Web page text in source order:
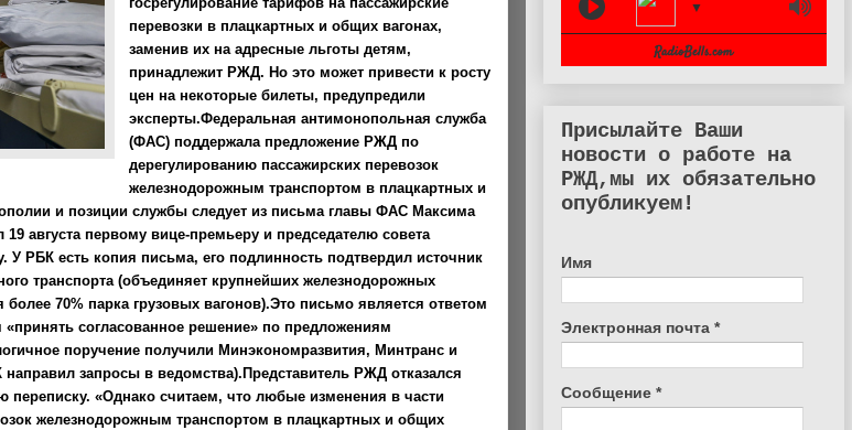
перевозки в плацкартных и общих вагонах,
заменив их на адресные льготы детям,
принадлежит РЖД. Но это может привести к росту
цен на некоторые билеты, предупредили
эксперты.Федеральная антимонопольная служба
(ФАС) поддержала предложение РЖД по
дерегулированию пассажирских перевозок
железнодорожным транспортом в плацкартных и
и позиции службы следует из письма главы ФАС Максима
августа первому вице-премьеру и председателю совета
РБК есть копия письма, его подлинность подтвердил источник
транспорта (объединяет крупнейших железнодорожных
70% парка грузовых вагонов).Это письмо является ответом
согласованное решение» по предложениям
поручение получили Минэкономразвития, Минтранс и
запросы в ведомства).Представитель РЖД отказался
переписку. «Однако считаем, что любые изменения в части
железнодорожным транспортом в плацкартных и общих
▼
Присылайте Ваши
новости о работе на
РЖД,мы их обязательно
опубликуем!
Имя
Электронная почта *
Сообщение *